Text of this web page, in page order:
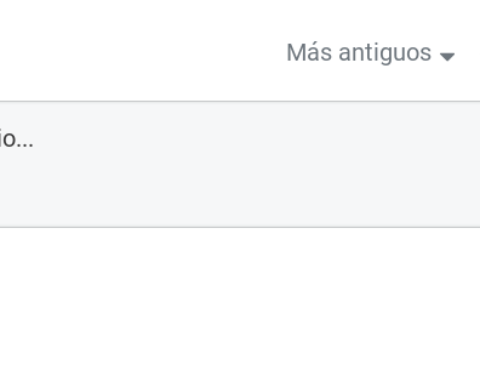
Más antiguos